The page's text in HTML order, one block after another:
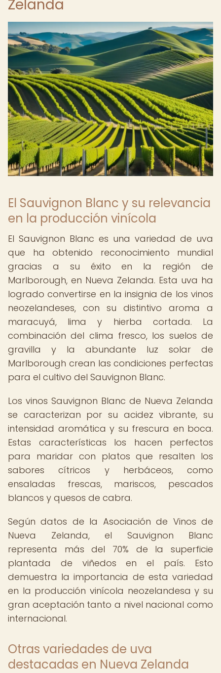
Zelanda
El Sauvignon Blanc y su relevancia
en la producción vinícola
El Sauvignon Blanc es una variedad de uva
que ha obtenido reconocimiento mundial
gracias a su éxito en la región de
Marlborough, en Nueva Zelanda. Esta uva ha
logrado convertirse en la insignia de los vinos
neozelandeses, con su distintivo aroma a
maracuyá, lima y hierba cortada. La
combinación del clima fresco, los suelos de
gravilla y la abundante luz solar de
Marlborough crean las condiciones perfectas
para el cultivo del Sauvignon Blanc.
Los vinos Sauvignon Blanc de Nueva Zelanda
se caracterizan por su acidez vibrante, su
intensidad aromática y su frescura en boca.
Estas características los hacen perfectos
para maridar con platos que resalten los
sabores cítricos y herbáceos, como
ensaladas frescas, mariscos, pescados
blancos y quesos de cabra.
Según datos de la Asociación de Vinos de
Nueva Zelanda, el Sauvignon Blanc
representa más del 70% de la superficie
plantada de viñedos en el país. Esto
demuestra la importancia de esta variedad
en la producción vinícola neozelandesa y su
gran aceptación tanto a nivel nacional como
internacional.
Otras variedades de uva
destacadas en Nueva Zelanda